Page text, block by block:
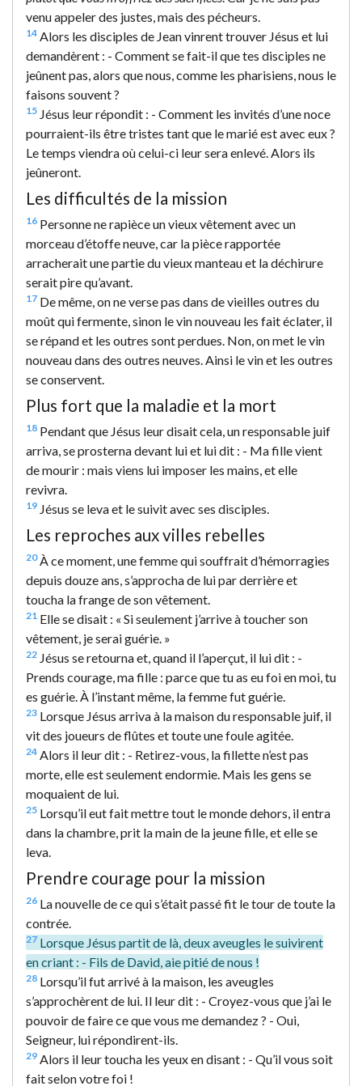
venu appeler des justes, mais des pécheurs.
14 Alors les disciples de Jean vinrent trouver Jésus et lui
demandèrent : - Comment se fait-il que tes disciples ne
jeûnent pas, alors que nous, comme les pharisiens, nous le
faisons souvent ?
15 Jésus leur répondit : - Comment les invités d’une noce
pourraient-ils être tristes tant que le marié est avec eux ?
Le temps viendra où celui-ci leur sera enlevé. Alors ils
jeûneront.
Les difficultés de la mission
16 Personne ne rapièce un vieux vêtement avec un
morceau d’étoffe neuve, car la pièce rapportée
arracherait une partie du vieux manteau et la déchirure
serait pire qu’avant.
17 De même, on ne verse pas dans de vieilles outres du
moût qui fermente, sinon le vin nouveau les fait éclater, il
se répand et les outres sont perdues. Non, on met le vin
nouveau dans des outres neuves. Ainsi le vin et les outres
se conservent.
Plus fort que la maladie et la mort
18 Pendant que Jésus leur disait cela, un responsable juif
arriva, se prosterna devant lui et lui dit : - Ma fille vient
de mourir : mais viens lui imposer les mains, et elle
revivra.
19 Jésus se leva et le suivit avec ses disciples.
Les reproches aux villes rebelles
20À ce moment, une femme qui souffrait d’hémorragies
depuis douze ans, s’approcha de lui par derrière et
toucha la frange de son vêtement.
21 Elle se disait : « Si seulement j’arrive à toucher son
vêtement, je serai guérie. »
22 Jésus se retourna et, quand il l’aperçut, il lui dit : -
Prends courage, ma fille : parce que tu as eu foi en moi, tu
es guérie. À l’instant même, la femme fut guérie.
23 Lorsque Jésus arriva à la maison du responsable juif, il
vit des joueurs de flûtes et toute une foule agitée.
24 Alors il leur dit : - Retirez-vous, la fillette n’est pas
morte, elle est seulement endormie. Mais les gens se
moquaient de lui.
25 Lorsqu’il eut fait mettre tout le monde dehors, il entra
dans la chambre, prit la main de la jeune fille, et elle se
leva.
Prendre courage pour la mission
26 La nouvelle de ce qui s’était passé fit le tour de toute la
contrée.
27 Lorsque Jésus partit de là, deux aveugles le suivirent
en criant : - Fils de David, aie pitié de nous !
28 Lorsqu’il fut arrivé à la maison, les aveugles
s’approchèrent de lui. Il leur dit : - Croyez-vous que j’ai le
pouvoir de faire ce que vous me demandez ? - Oui,
Seigneur, lui répondirent-ils.
29 Alors il leur toucha les yeux en disant : - Qu’il vous soit
fait selon votre foi !